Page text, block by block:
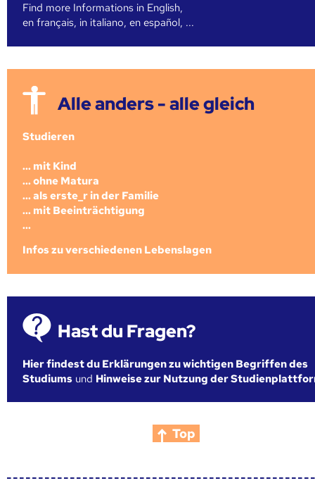
Find more Informations in English,
en français, in italiano, en español, ...
Alle anders - alle gleich
Studieren
... mit Kind
... ohne Matura
... als erste_r in der Familie
... mit Beeinträchtigung
...
Infos zu verschiedenen Lebenslagen
Hast du Fragen?
Hier findest du Erklärungen zu wichtigen Begriffen des
Studiums und Hinweise zur Nutzung der
Top